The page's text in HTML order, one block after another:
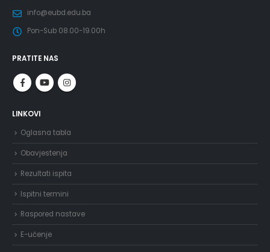
info@eubd.edu.ba
Pon-Sub 08.00-19.00h
PRATITE NAS
LINKOVI
Oglasna tabla
Obavjestenja
Rezultati ispita
Ispitni termini
Raspored nastave
E-učenje